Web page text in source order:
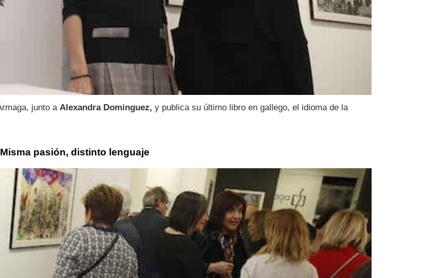
junto a Alexandra Dominguez, y publica su último libro en gallego, el idioma de la
pasión, distinto lenguaje